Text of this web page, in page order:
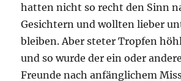
hatten nicht so recht den Sinn
Gesichtern und wollten lieber
bleiben. Aber steter Tropfen
und so wurde der ein oder
Freunde nach anfänglichem